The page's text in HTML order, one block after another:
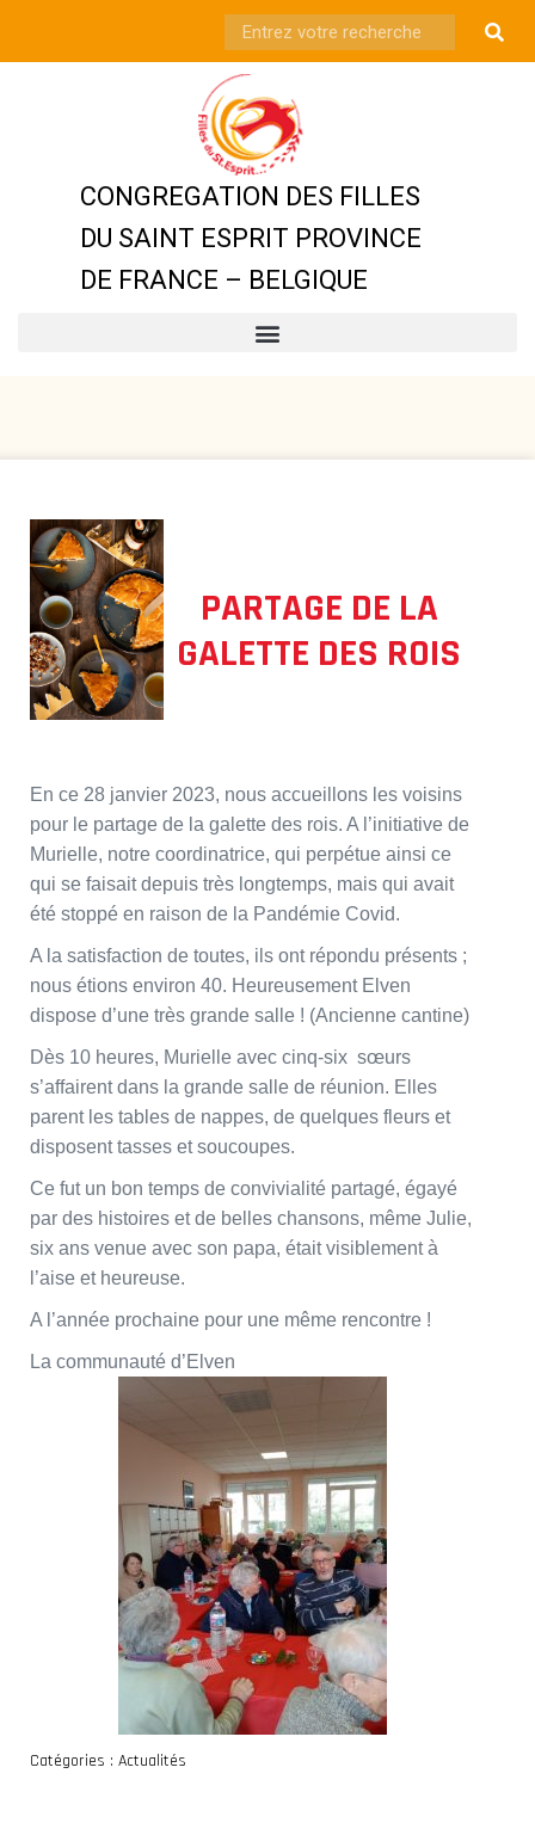
CONGREGATION DES FILLES
DU SAINT ESPRIT PROVINCE
DE FRANCE – BELGIQUE
PARTAGE DE LA
GALETTE DES ROIS
En ce 28 janvier 2023, nous accueillons les voisins
pour le partage de la galette des rois. A l’initiative de
Murielle, notre coordinatrice, qui perpétue ainsi ce
qui se faisait depuis très longtemps, mais qui avait
été stoppé en raison de la Pandémie Covid.
A la satisfaction de toutes, ils ont répondu présents ;
nous étions environ 40. Heureusement Elven
dispose d’une très grande salle ! (Ancienne cantine)
Dès 10 heures, Murielle avec cinq-six sœurs
s’affairent dans la grande salle de réunion. Elles
parent les tables de nappes, de quelques fleurs et
disposent tasses et soucoupes.
Ce fut un bon temps de convivialité partagé, égayé
par des histoires et de belles chansons, même Julie,
six ans venue avec son papa, était visiblement à
l’aise et heureuse.
A l’année prochaine pour une même rencontre !
La communauté d’Elven
Catégories : Actualités